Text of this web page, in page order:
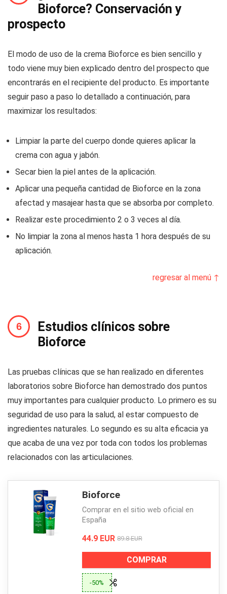
Bioforce? Conservación y
prospecto
El modo de uso de la crema Bioforce es bien sencillo y
todo viene muy bien explicado dentro del prospecto que
encontrarás en el recipiente del producto. Es importante
seguir paso a paso lo detallado a continuación, para
maximizar los resultados:
Limpiar la parte del cuerpo donde quieres aplicar la
crema con agua y jabón.
Secar bien la piel antes de la aplicación.
Aplicar una pequeña cantidad de Bioforce en la zona
afectad y masajear hasta que se absorba por completo.
Realizar este procedimiento 2 o 3 veces al día.
No limpiar la zona al menos hasta 1 hora después de su
aplicación.
regresar al menú ↑
Estudios clínicos sobre
Bioforce
Las pruebas clínicas que se han realizado en diferentes
laboratorios sobre Bioforce han demostrado dos puntos
muy importantes para cualquier producto. Lo primero es su
seguridad de uso para la salud, al estar compuesto de
ingredientes naturales. Lo segundo es su alta eficacia ya
que acaba de una vez por toda con todos los problemas
relacionados con las articulaciones.
Bioforce
Comprar en el sitio web oficial en
España
44.9 EUR 89.8 EUR
COMPRAR
-50%